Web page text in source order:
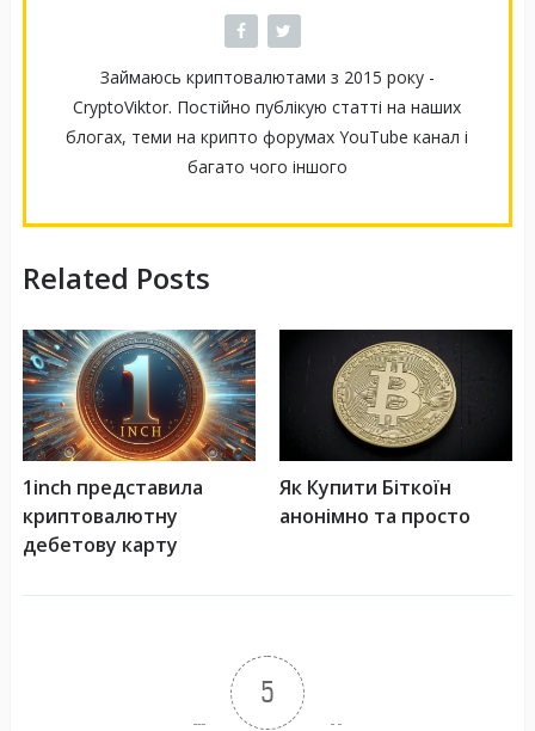
Займаюсь криптовалютами з 2015 року -
CryptoViktor. Постійно публікую статті на наших
блогах, теми на крипто форумах YouTube канал і
багато чого іншого
Related Posts
1inch представила
криптовалютну
дебетову карту
Як Купити Біткоїн
анонімно та просто
5